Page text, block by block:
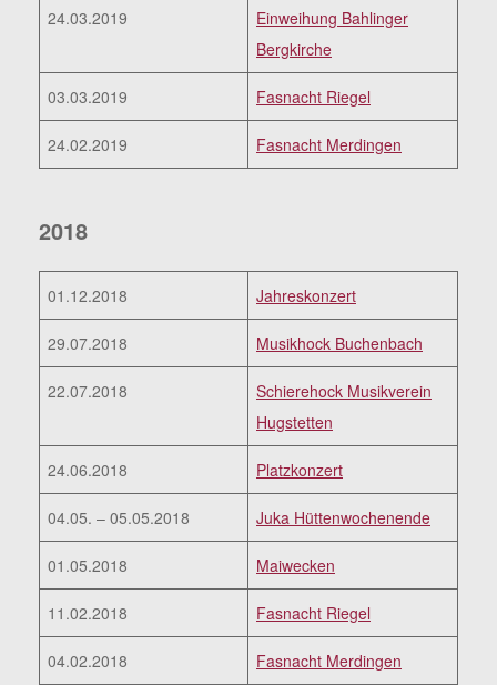
24.03.2019
Einweihung Bahlinger
Bergkirche
03.03.2019 Fasnacht Riegel
24.02.2019 Fasnacht Merdingen
2018
01.12.2018 Jahreskonzert
29.07.2018 Musikhock Buchenbach
22.07.2018
Schierehock Musikverein
Hugstetten
24.06.2018 Platzkonzert
04.05. – 05.05.2018 Juka Hüttenwochenende
01.05.2018 Maiwecken
11.02.2018 Fasnacht Riegel
04.02.2018 Fasnacht Merdingen